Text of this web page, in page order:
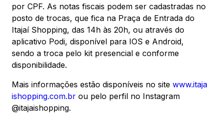
por CPF. As notas fiscais podem ser cadastradas no
posto de trocas, que fica na Praça de Entrada do
Itajaí Shopping, das 14h às 20h, ou através do
aplicativo Podi, disponível para IOS e Android,
sendo a troca pelo kit presencial e conforme
disponibilidade.
Mais informações estão disponíveis no site www.itaja
ishopping.com.br ou pelo perfil no Instagram
@itajaishopping.